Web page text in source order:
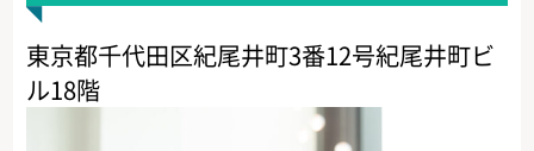
東京都千代田区紀尾井町3番12号紀尾井町ビ
ル18階